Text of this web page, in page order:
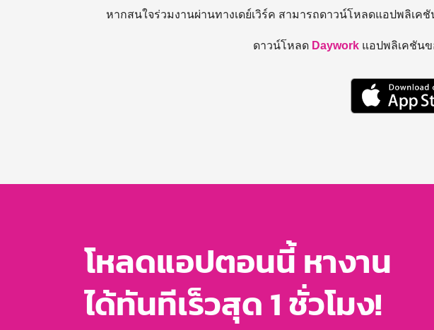
หากสนใจร่วมงานผ่านทางเดย์เวิร์ค สามารถดาวน์โหลดแอปพลิเคชั
ดาวน์โหลด Daywork แอปพลิเคชันข
โหลดแอปตอนนี้ หางาน
ได้ทันทีเร็วสุด 1 ชั่วโมง!